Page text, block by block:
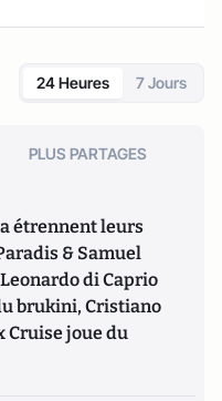
24 Heures 7 Jours
PLUS PARTAGES
étrennent leurs
& Samuel
di Caprio
brukini, Cristiano
Cruise joue du